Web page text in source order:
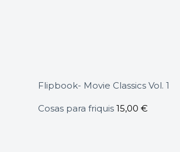
Flipbook- Movie Classics Vol. 1
Cosas para friquis 15,00 €